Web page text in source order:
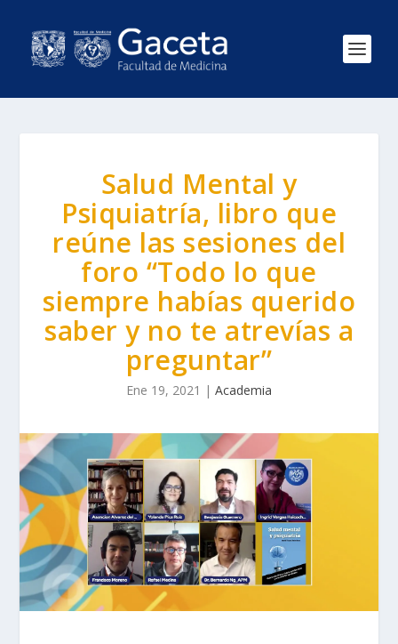
Salud Mental y
Psiquiatría, libro que
reúne las sesiones del
foro “Todo lo que
siempre habías querido
saber y no te atrevías a
preguntar”
Ene 19, 2021 | Academia